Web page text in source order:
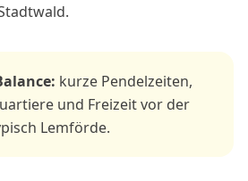
kurze Pendelzeiten,
und Freizeit vor der
Lemförde.